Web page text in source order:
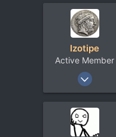
4.396
MALDIVES
Izotipe
Active Member
31 Май 2018